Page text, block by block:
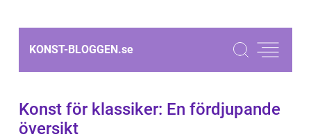
KONST-BLOGGEN.se
Konst för klassiker: En fördjupande
översikt